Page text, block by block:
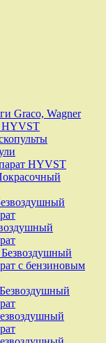
Graco, Wagner
HYVST
HYVST
с бензиновым